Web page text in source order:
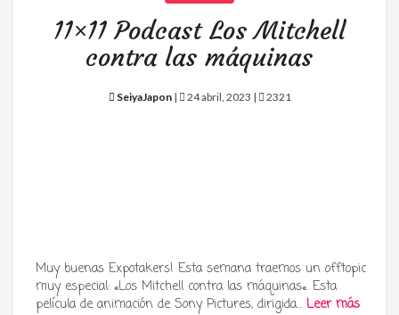
11×11 Podcast Los Mitchell
contra las máquinas
SeiyaJapon| 24 abril, 2023 | 2321
Muy buenas Expotakers! Esta semana traemos un offtopic
muy especial: «Los Mitchell contra las máquinas«. Esta
película de animación de Sony Pictures, dirigida… Leer más